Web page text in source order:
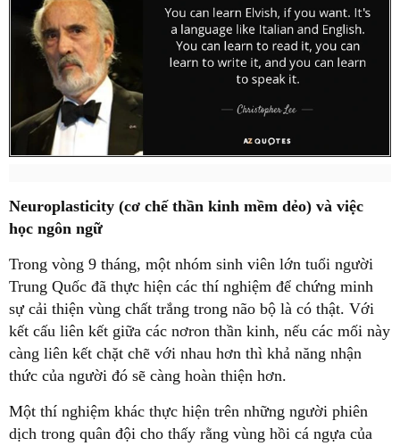
Neuroplasticity (cơ chế thần kinh mềm dẻo) và việc
học ngôn ngữ
Trong vòng 9 tháng, một nhóm sinh viên lớn tuổi người
Trung Quốc đã thực hiện các thí nghiệm để chứng minh
sự cải thiện vùng chất trắng trong não bộ là có thật. Với
kết cấu liên kết giữa các nơron thần kinh, nếu các mối này
càng liên kết chặt chẽ với nhau hơn thì khả năng nhận
thức của người đó sẽ càng hoàn thiện hơn.
Một thí nghiệm khác thực hiện trên những người phiên
dịch trong quân đội cho thấy rằng vùng hồi cá ngựa của